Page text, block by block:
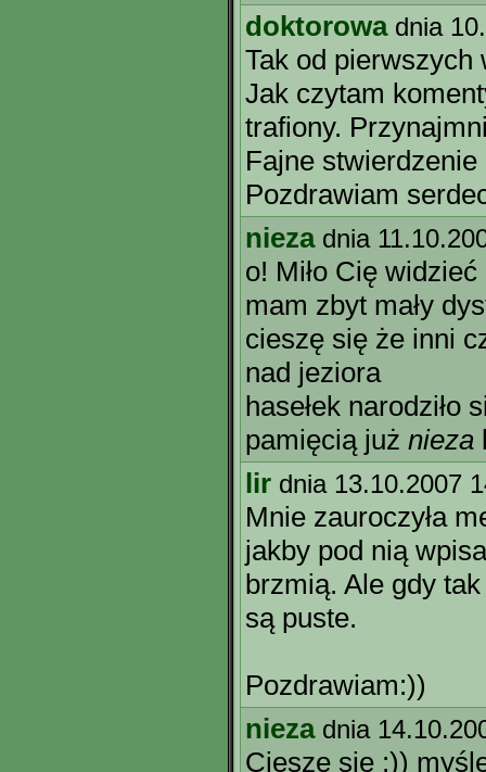
doktorowa dnia
Tak od pierwszych
Jak czytam
trafiony.
Fajne
Pozdrawiam
nieza dnia
o! Miło Cię widzieć
mam zbyt mały
cieszę się że inni
nad jeziora
hasełek narodziło
pamięcią już nieza
lir dnia 13.10.2007
Mnie zauroczyła
jakby pod nią
brzmią. Ale gdy
są puste.
Pozdrawiam:))
nieza dnia
Cieszę się :))